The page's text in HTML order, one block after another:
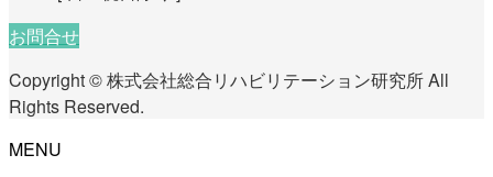
お問合せ
Copyright © 株式会社総合リハビリテーション研究所 All
Rights Reserved.
MENU